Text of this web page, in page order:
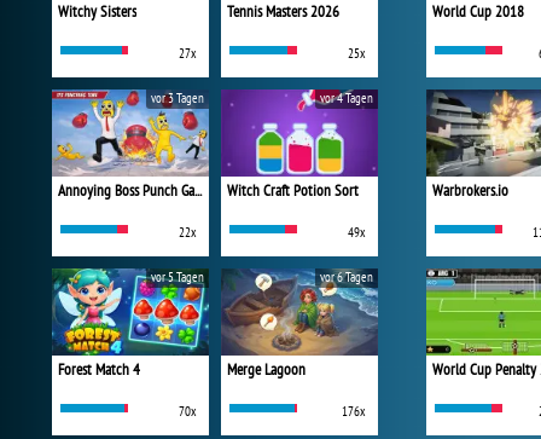
Witchy Sisters
27x
Tennis Masters 2026
25x
Annoying Boss Punch Game
22x
vor 3 Tagen
Witch Craft Potion Sort
49x
vor 4 Tagen
Forest Match 4
70x
vor 5 Tagen
Merge Lagoon
176x
vor 6 Tagen
World Cup 2018
Warbrokers.io
World Cup